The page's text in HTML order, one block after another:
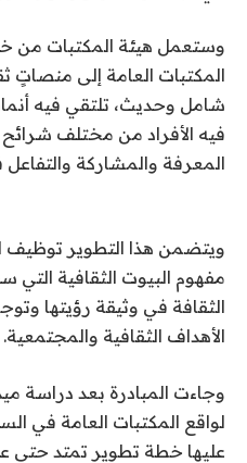
وستعمل هيئة المكتبات من
المكتبات العامة إلى منصاتٍ
شامل وحديث، تلتقي فيه
فيه الأفراد من مختلف
المعرفة والمشاركة
ويتضمن هذا التطوير توظيف
مفهوم البيوت الثقافية التي
الثقافة في وثيقة رؤيتها
الأهداف الثقافية والمجتمعية.
وجاءت المبادرة بعد دراسة
لواقع المكتبات العامة في